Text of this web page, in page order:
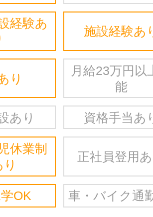
経験あ
施設経験あ
り
月給23万円以
能
あり 資格手当あ
休業制
正社員登用
OK 車・バイク通